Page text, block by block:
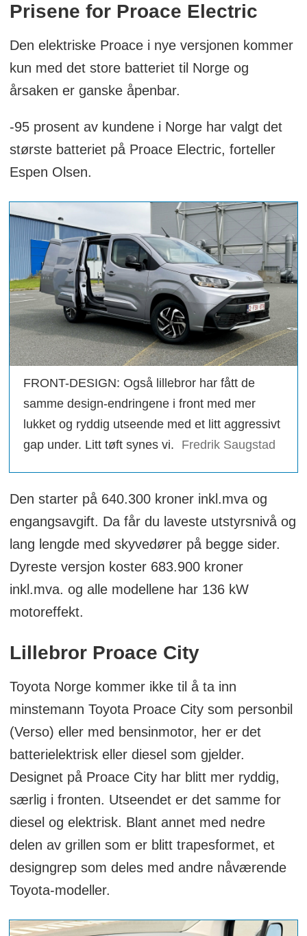
Prisene for Proace Electric
Den elektriske Proace i nye versjonen kommer
kun med det store batteriet til Norge og
årsaken er ganske åpenbar.
-95 prosent av kundene i Norge har valgt det
største batteriet på Proace Electric, forteller
Espen Olsen.
FRONT-DESIGN: Også lillebror har fått de
samme design-endringene i front med mer
lukket og ryddig utseende med et litt aggressivt
gap under. Litt tøft synes vi.
Fredrik Saugstad
Den starter på 640.300 kroner inkl.mva og
engangsavgift. Da får du laveste utstyrsnivå og
lang lengde med skyvedører på begge sider.
Dyreste versjon koster 683.900 kroner
inkl.mva. og alle modellene har 136 kW
motoreffekt.
Lillebror Proace City
Toyota Norge kommer ikke til å ta inn
minstemann Toyota Proace City som personbil
(Verso) eller med bensinmotor, her er det
batterielektrisk eller diesel som gjelder.
Designet på Proace City har blitt mer ryddig,
særlig i fronten. Utseendet er det samme for
diesel og elektrisk. Blant annet med nedre
delen av grillen som er blitt trapesformet, et
designgrep som deles med andre nåværende
Toyota-modeller.